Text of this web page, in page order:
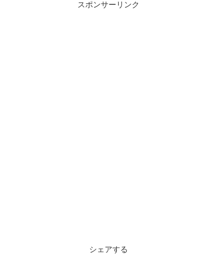
スポンサーリンク
シェアする